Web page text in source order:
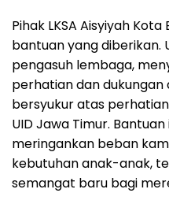
Pihak LKSA Aisyiyah
bantuan yang diberikan.
pengasuh lembaga,
perhatian dan dukungan
bersyukur atas perhatian
UID Jawa Timur.
meringankan beban
kebutuhan anak-anak,
semangat baru bagi